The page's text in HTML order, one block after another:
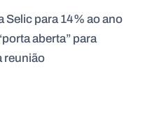
Selic para 14% ao ano
aberta” para
reunião